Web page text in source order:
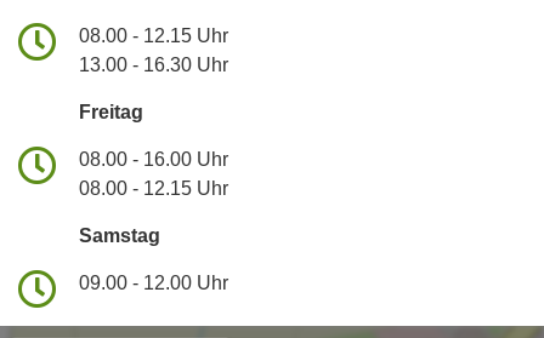
08.00 - 12.15 Uhr
13.00 - 16.30 Uhr
Freitag
08.00 - 16.00 Uhr
08.00 - 12.15 Uhr
Samstag
09.00 - 12.00 Uhr